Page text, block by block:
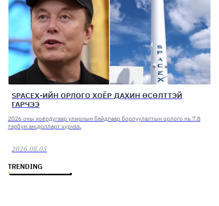
SPACEX-ИЙН ОРЛОГО ХОЁР ДАХИН ӨСӨЛТТЭЙ
ГАРЧЭЭ
2026 оны хоёрдугаар улирлын байдлаар борлуулалтын орлого нь 7.8
тэрбум ам.долларт хүрчээ.
2026.08.05
TRENDING